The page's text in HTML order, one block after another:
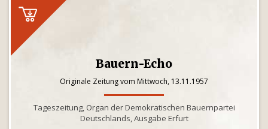
Bauern-Echo
Originale Zeitung vom Mittwoch, 13.11.1957
Tageszeitung, Organ der Demokratischen Bauernpartei
Deutschlands, Ausgabe Erfurt